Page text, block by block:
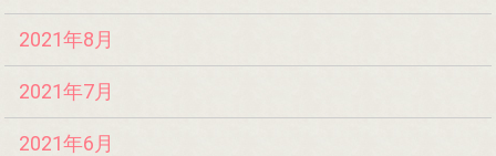
2021年8月
2021年7月
2021年6月